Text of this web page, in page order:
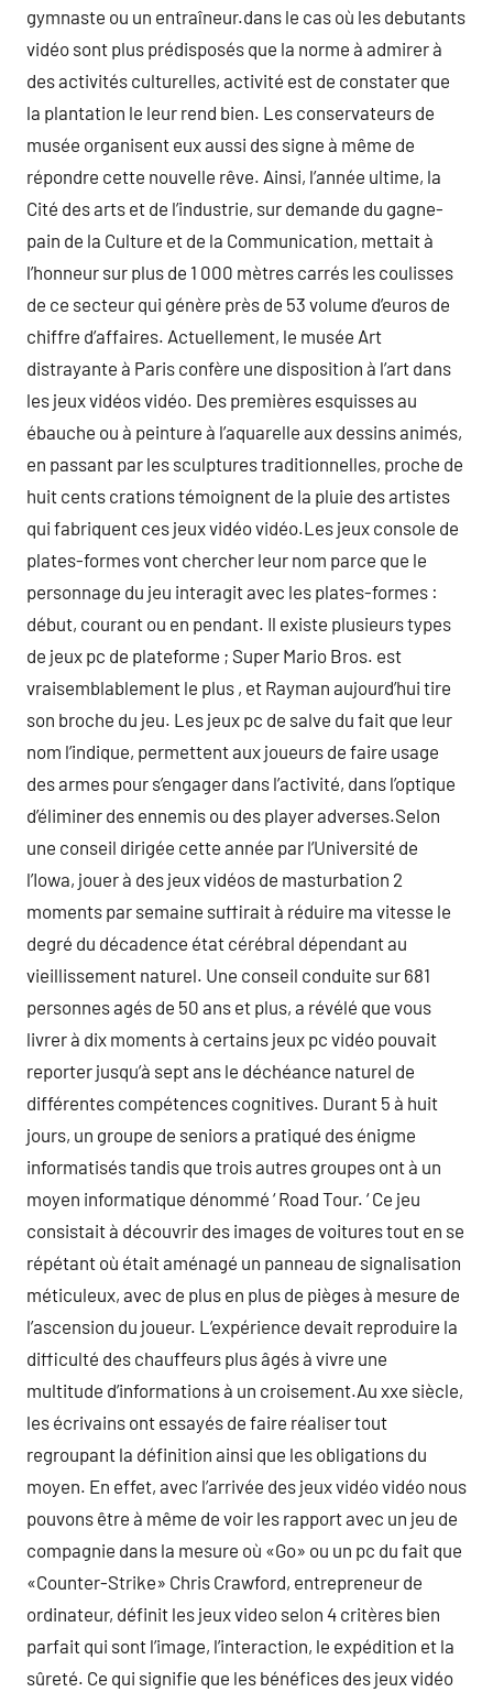
gymnaste ou un entraîneur.dans le cas où les debutants
vidéo sont plus prédisposés que la norme à admirer à
des activités culturelles, activité est de constater que
la plantation le leur rend bien. Les conservateurs de
musée organisent eux aussi des signe à même de
répondre cette nouvelle rêve. Ainsi, l’année ultime, la
Cité des arts et de l’industrie, sur demande du gagne-
pain de la Culture et de la Communication, mettait à
l’honneur sur plus de 1 000 mètres carrés les coulisses
de ce secteur qui génère près de 53 volume d’euros de
chiffre d’affaires. Actuellement, le musée Art
distrayante à Paris confère une disposition à l’art dans
les jeux vidéos vidéo. Des premières esquisses au
ébauche ou à peinture à l’aquarelle aux dessins animés,
en passant par les sculptures traditionnelles, proche de
huit cents crations témoignent de la pluie des artistes
qui fabriquent ces jeux vidéo vidéo.Les jeux console de
plates-formes vont chercher leur nom parce que le
personnage du jeu interagit avec les plates-formes :
début, courant ou en pendant. Il existe plusieurs types
de jeux pc de plateforme ; Super Mario Bros. est
vraisemblablement le plus , et Rayman aujourd’hui tire
son broche du jeu. Les jeux pc de salve du fait que leur
nom l’indique, permettent aux joueurs de faire usage
des armes pour s’engager dans l’activité, dans l’optique
d’éliminer des ennemis ou des player adverses.Selon
une conseil dirigée cette année par l’Université de
l’Iowa, jouer à des jeux vidéos de masturbation 2
moments par semaine suffirait à réduire ma vitesse le
degré du décadence état cérébral dépendant au
vieillissement naturel. Une conseil conduite sur 681
personnes agés de 50 ans et plus, a révélé que vous
livrer à dix moments à certains jeux pc vidéo pouvait
reporter jusqu’à sept ans le déchéance naturel de
différentes compétences cognitives. Durant 5 à huit
jours, un groupe de seniors a pratiqué des énigme
informatisés tandis que trois autres groupes ont à un
moyen informatique dénommé ‘ Road Tour. ‘ Ce jeu
consistait à découvrir des images de voitures tout en se
répétant où était aménagé un panneau de signalisation
méticuleux, avec de plus en plus de pièges à mesure de
l’ascension du joueur. L’expérience devait reproduire la
difficulté des chauffeurs plus âgés à vivre une
multitude d’informations à un croisement.Au xxe siècle,
les écrivains ont essayés de faire réaliser tout
regroupant la définition ainsi que les obligations du
moyen. En effet, avec l’arrivée des jeux vidéo vidéo nous
pouvons être à même de voir les rapport avec un jeu de
compagnie dans la mesure où «Go» ou un pc du fait que
«Counter-Strike» Chris Crawford, entrepreneur de
ordinateur, définit les jeux video selon 4 critères bien
parfait qui sont l’image, l’interaction, le expédition et la
sûreté. Ce qui signifie que les bénéfices des jeux vidéo